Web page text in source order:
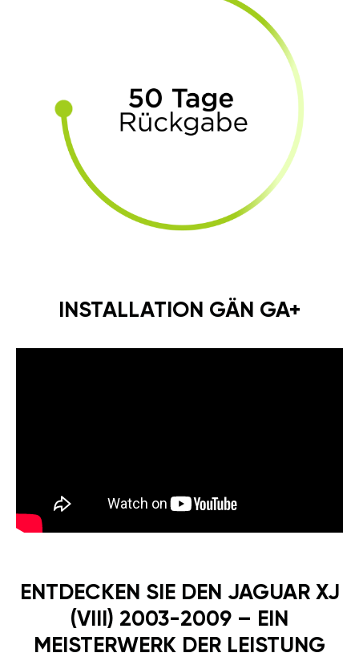
INSTALLATION GÄN GA+
ENTDECKEN SIE DEN JAGUAR XJ
(VIII) 2003-2009 – EIN
MEISTERWERK DER LEISTUNG